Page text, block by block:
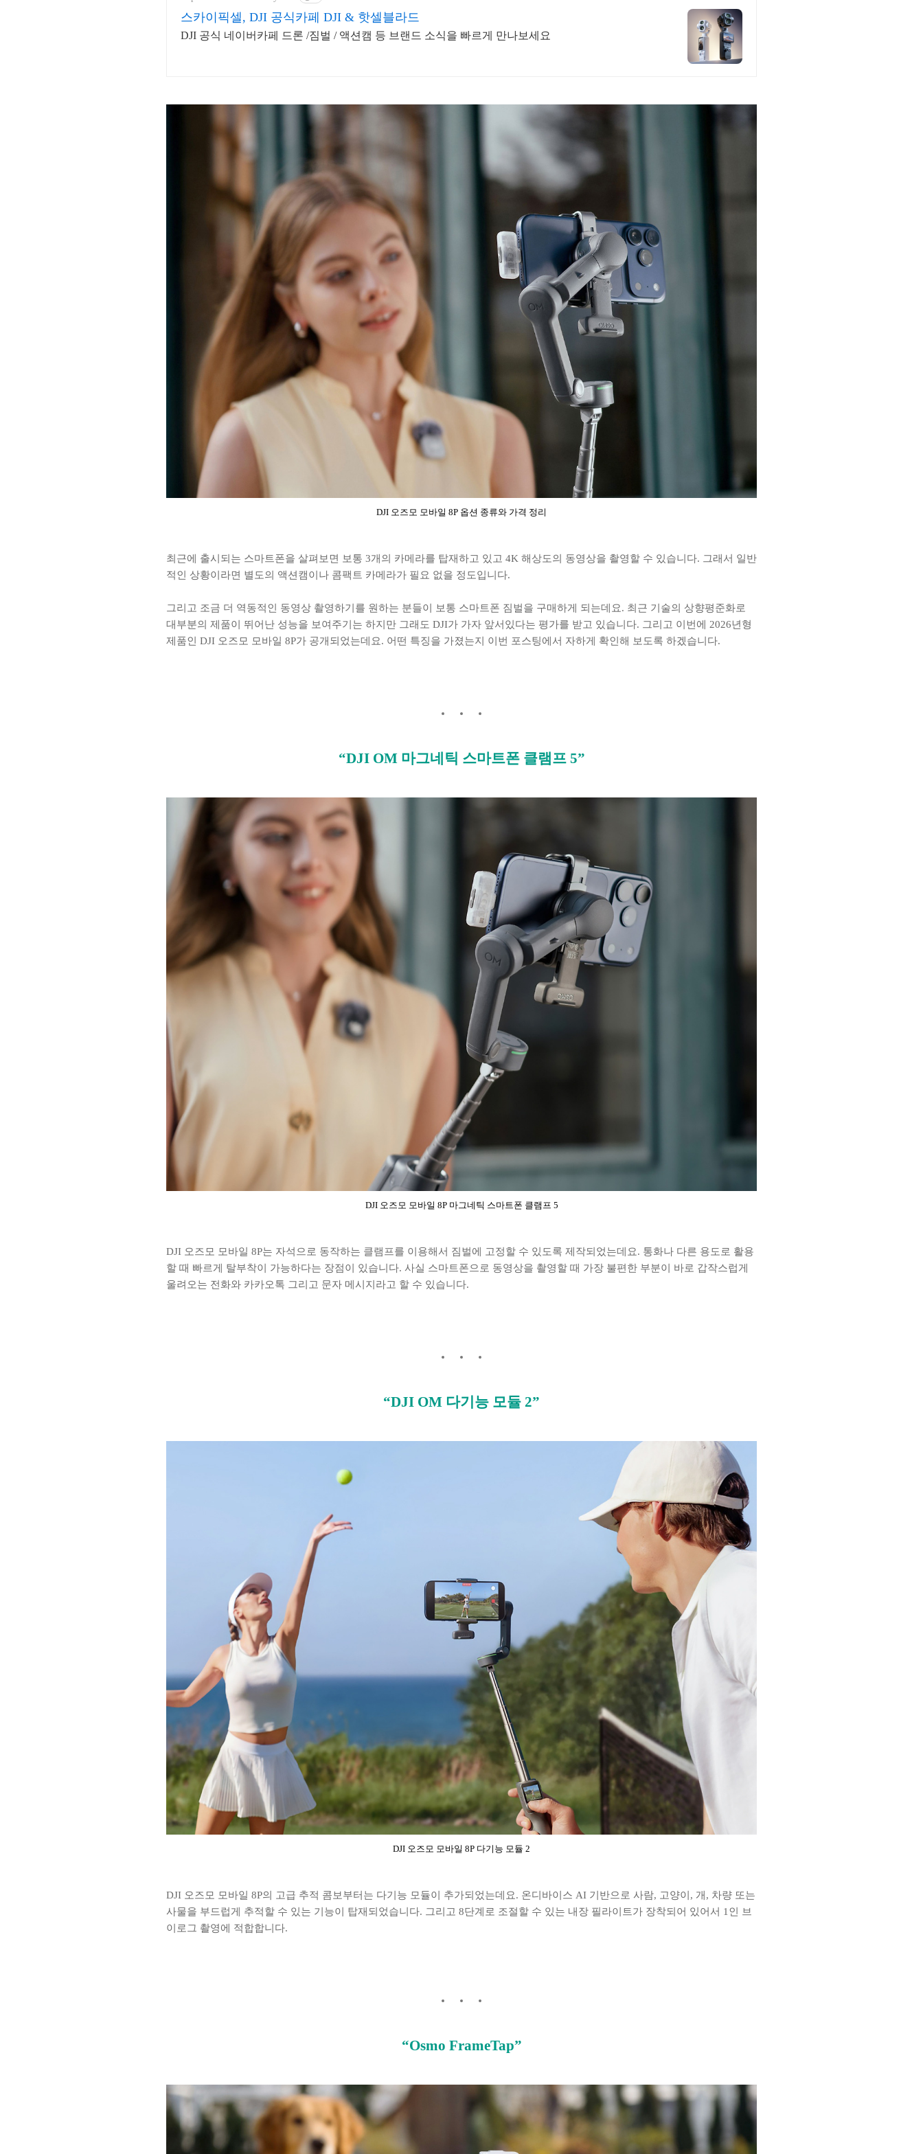
스카이픽셀, DJI 공식카페 DJI & 핫셀블라드
DJI 공식 네이버카페 드론 /짐벌 / 액션캠 등 브랜드 소식을 빠르게 만나보세요
DJI 오즈모 모바일 8P 옵션 종류와 가격 정리
최근에 출시되는 스마트폰을 살펴보면 보통 3개의 카메라를 탑재하고 있고 4K 해상도의 동영상을 촬영할 수 있습니다. 그래서 일반
적인 상황이라면 별도의 액션캠이나 콤팩트 카메라가 필요 없을 정도입니다.
그리고 조금 더 역동적인 동영상 촬영하기를 원하는 분들이 보통 스마트폰 짐벌을 구매하게 되는데요. 최근 기술의 상향평준화로
대부분의 제품이 뛰어난 성능을 보여주기는 하지만 그래도 DJI가 가자 앞서있다는 평가를 받고 있습니다. 그리고 이번에 2026년형
제품인 DJI 오즈모 모바일 8P가 공개되었는데요. 어떤 특징을 가졌는지 이번 포스팅에서 자하게 확인해 보도록 하겠습니다.
“DJI OM 마그네틱 스마트폰 클램프 5”
DJI 오즈모 모바일 8P 마그네틱 스마트폰 클램프 5
DJI 오즈모 모바일 8P는 자석으로 동작하는 클램프를 이용해서 짐벌에 고정할 수 있도록 제작되었는데요. 통화나 다른 용도로 활용
할 때 빠르게 탈부착이 가능하다는 장점이 있습니다. 사실 스마트폰으로 동영상을 촬영할 때 가장 불편한 부분이 바로 갑작스럽게
울려오는 전화와 카카오톡 그리고 문자 메시지라고 할 수 있습니다.
“DJI OM 다기능 모듈 2”
DJI 오즈모 모바일 8P 다기능 모듈 2
DJI 오즈모 모바일 8P의 고급 추적 콤보부터는 다기능 모듈이 추가되었는데요. 온디바이스 AI 기반으로 사람, 고양이, 개, 차량 또는
사물을 부드럽게 추적할 수 있는 기능이 탑재되었습니다. 그리고 8단계로 조절할 수 있는 내장 필라이트가 장착되어 있어서 1인 브
이로그 촬영에 적합합니다.
“Osmo FrameTap”